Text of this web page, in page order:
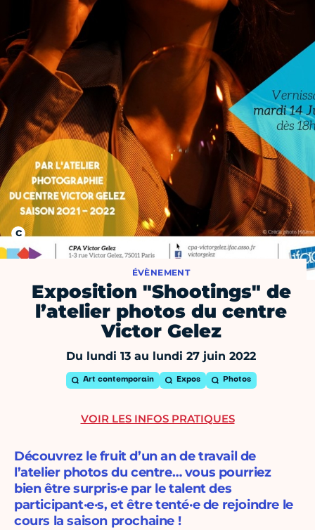
ÉVÈNEMENT
Exposition "Shootings" de
l’atelier photos du centre
Victor Gelez
Du lundi 13 au lundi 27 juin 2022
Art contemporain Expos Photos
Découvrez le fruit d’un an de travail de
l’atelier photos du centre… vous pourriez
bien être surpris·e par le talent des
participant·e·s, et être tenté·e de rejoindre le
cours la saison prochaine !
VOIR LES INFOS PRATIQUES